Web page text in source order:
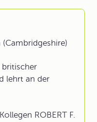
britischer
lehrt an der
ROBERT F.